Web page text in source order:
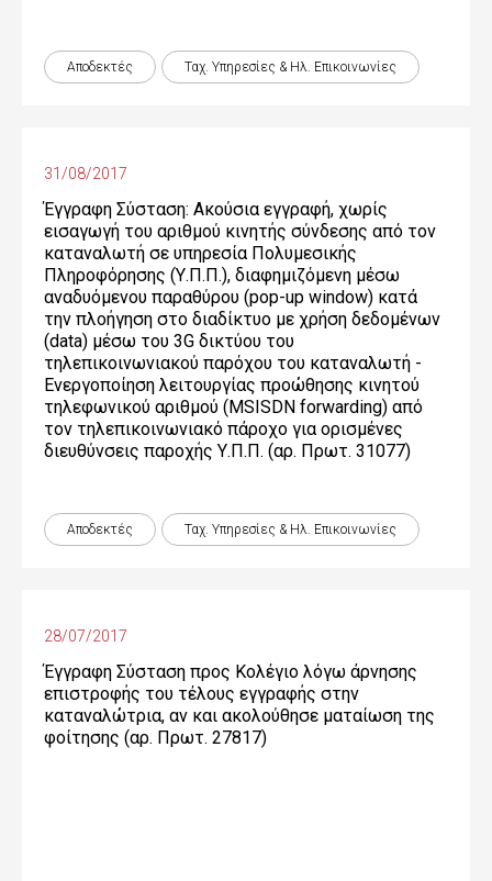
Αποδεκτές Ταχ. Υπηρεσίες & Ηλ. Επικοινωνίες
31/08/2017
Έγγραφη Σύσταση: Ακούσια εγγραφή, χωρίς
εισαγωγή του αριθμού κινητής σύνδεσης από τον
καταναλωτή σε υπηρεσία Πολυμεσικής
Πληροφόρησης (Υ.Π.Π.), διαφημιζόμενη μέσω
αναδυόμενου παραθύρου (pop-up window) κατά
την πλοήγηση στο διαδίκτυο με χρήση δεδομένων
(data) μέσω του 3G δικτύου του
τηλεπικοινωνιακού παρόχου του καταναλωτή -
Ενεργοποίηση λειτουργίας προώθησης κινητού
τηλεφωνικού αριθμού (MSISDN forwarding) από
τον τηλεπικοινωνιακό πάροχο για ορισμένες
διευθύνσεις παροχής Υ.Π.Π. (αρ. Πρωτ. 31077)
Αποδεκτές Ταχ. Υπηρεσίες & Ηλ. Επικοινωνίες
28/07/2017
Έγγραφη Σύσταση προς Κολέγιο λόγω άρνησης
επιστροφής του τέλους εγγραφής στην
καταναλώτρια, αν και ακολούθησε ματαίωση της
φοίτησης (αρ. Πρωτ. 27817)